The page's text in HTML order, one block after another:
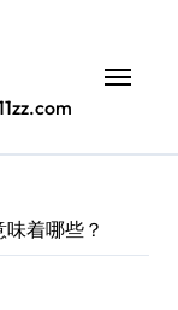
味着哪些？